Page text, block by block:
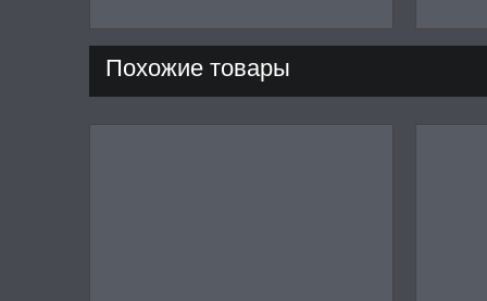
Похожие товары